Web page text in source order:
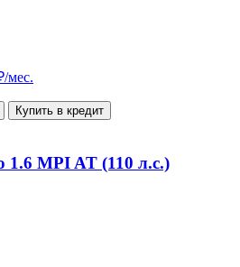
мес.
Купить в кредит
1.6 MPI AT (110 л.с.)